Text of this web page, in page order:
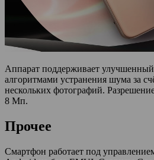
Аппарат поддерживает
алгоритмами устранения шума за
нескольких фотографий.
8 Мп.
Прочее
Смартфон работает под